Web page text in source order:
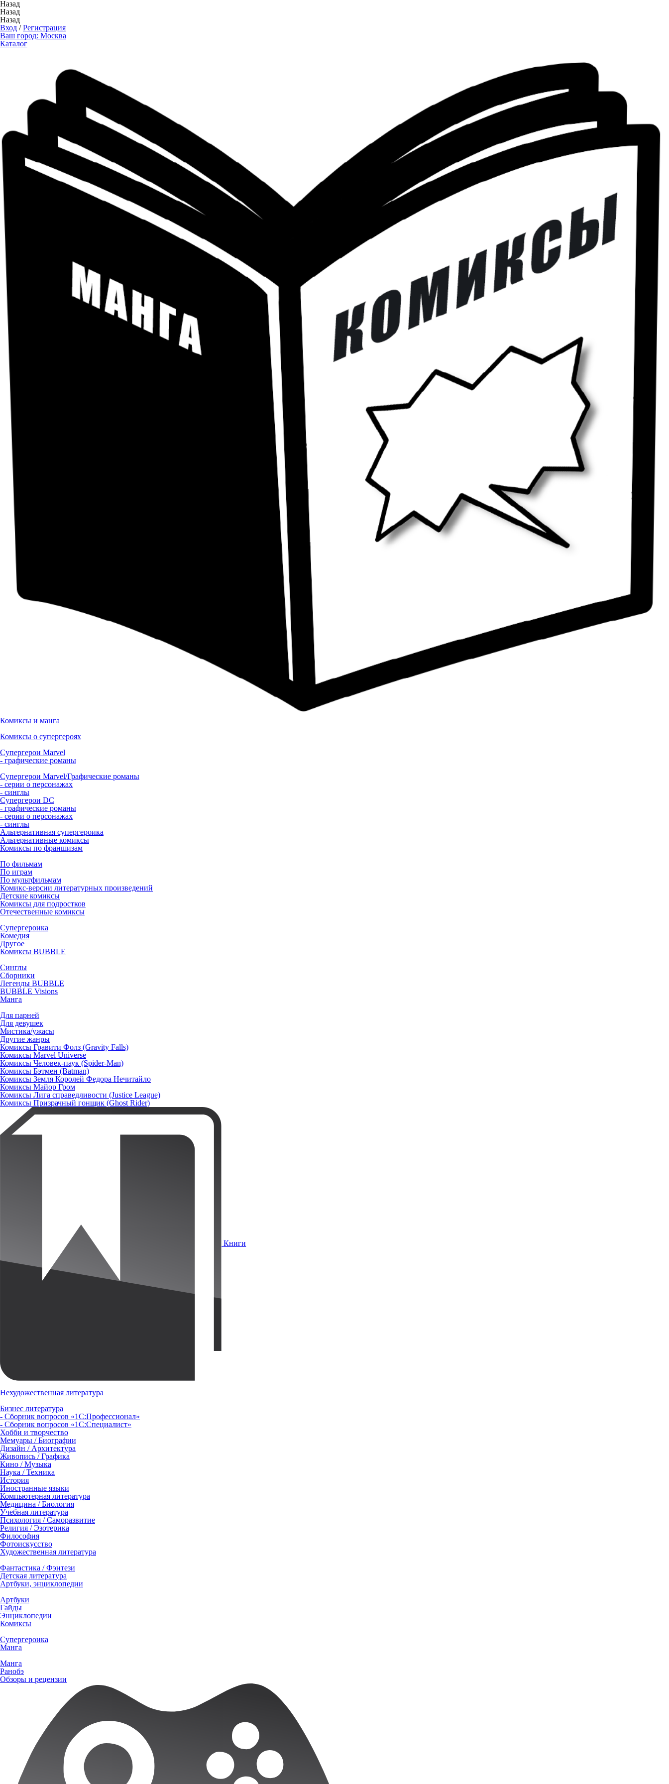
Назад
Назад
Назад
Вход /Регистрация
Ваш город: Москва
Каталог
Комиксы и манга
Комиксы о супергероях
Супергерои Marvel
- графические романы
Супергерои Marvel/Графические романы
- серии о персонажах
- синглы
Супергерои DC
- графические романы
- серии о персонажах
- синглы
Альтернативная супергероика
Альтернативные комиксы
Комиксы по франшизам
По фильмам
По играм
По мультфильмам
Комикс-версии литературных произведений
Детские комиксы
Комиксы для подростков
Отечественные комиксы
Супергероика
Комедия
Другое
Комиксы BUBBLE
Синглы
Сборники
Легенды BUBBLE
BUBBLE Visions
Манга
Для парней
Для девушек
Мистика/ужасы
Другие жанры
Комиксы Гравити Фолз (Gravity Falls)
Комиксы Marvel Universe
Комиксы Человек-паук (Spider-Man)
Комиксы Бэтмен (Batman)
Комиксы Земля Королей Федора Нечитайло
Комиксы Майор Гром
Комиксы Лига справедливости (Justice League)
Комиксы Призрачный гонщик (Ghost Rider)
Книги
Нехудожественная литература
Бизнес литература
- Сборник вопросов «1С:Профессионал»
- Сборник вопросов «1С:Специалист»
Хобби и творчество
Мемуары / Биографии
Дизайн / Архитектура
Живопись / Графика
Кино / Музыка
Наука / Техника
История
Иностранные языки
Компьютерная литература
Медицина / Биология
Учебная литература
Психология / Саморазвитие
Религия / Эзотерика
Философия
Фотоискусство
Художественная литература
Фантастика / Фэнтези
Детская литература
Артбуки, энциклопедии
Артбуки
Гайды
Энциклопедии
Комиксы
Супергероика
Манга
Манга
Ранобэ
Обзоры и рецензии